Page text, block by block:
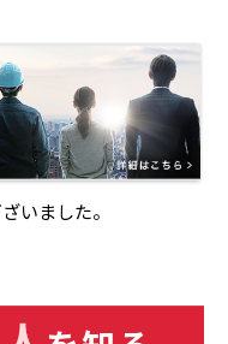
いました。